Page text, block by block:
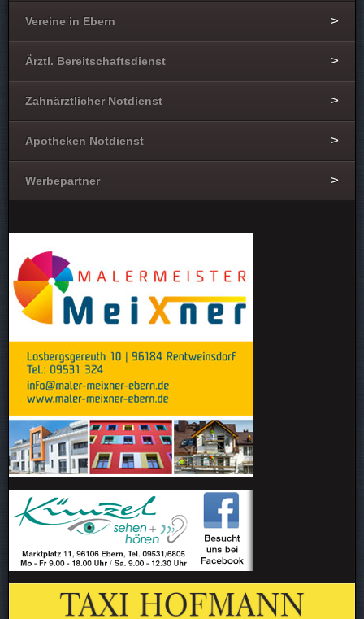
Vereine in Ebern
Ärztl. Bereitschaftsdienst
Zahnärztlicher Notdienst
Apotheken Notdienst
Werbepartner